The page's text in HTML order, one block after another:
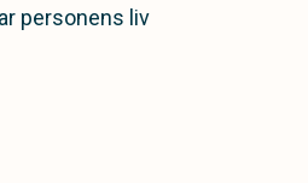
personens liv